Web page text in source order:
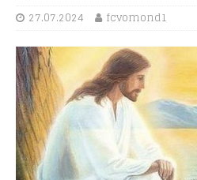
27.07.2024 fcvomond1